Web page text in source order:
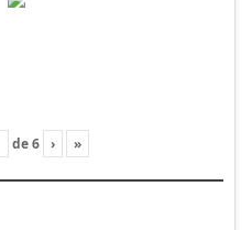
de6 › »